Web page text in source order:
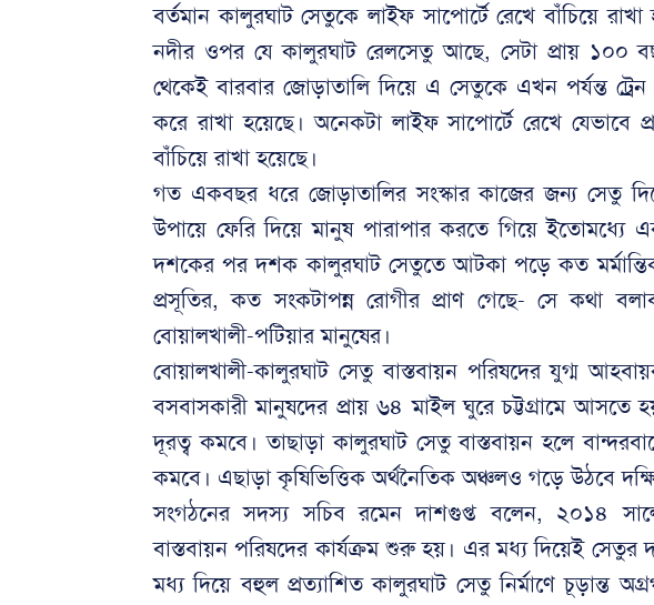
বর্তমান কালুরঘাট সেতুকে লাইফ সাপোর্টে রেখে বাঁচিয়ে
নদীর ওপর যে কালুরঘাট রেলসেতু আছে, সেটা প্রায় ১০০
থেকেই বারবার জোড়াতালি দিয়ে এ সেতুকে এখন পর্যন্ত
করে রাখা হয়েছে। অনেকটা লাইফ সাপোর্টে রেখে যেভাবে
বাঁচিয়ে রাখা হয়েছে।
গত একবছর ধরে জোড়াতালির সংস্কার কাজের জন্য সেতু
উপায়ে ফেরি দিয়ে মানুষ পারাপার করতে গিয়ে ইতোমধ্যে
দশকের পর দশক কালুরঘাট সেতুতে আটকা পড়ে কত
প্রসূতির, কত সংকটাপন্ন রোগীর প্রাণ গেছে- সে কথা
বোয়ালখালী-পটিয়ার মানুষের।
বোয়ালখালী-কালুরঘাট সেতু বাস্তবায়ন পরিষদের যুগ্ম
বসবাসকারী মানুষদের প্রায় ৬৪ মাইল ঘুরে চট্টগ্রামে
দূরত্ব কমবে। তাছাড়া কালুরঘাট সেতু বাস্তবায়ন হলে
কমবে। এছাড়া কৃষিভিত্তিক অর্থনৈতিক অঞ্চলও গড়ে উঠবে
সংগঠনের সদস্য সচিব রমেন দাশগুপ্ত বলেন, ২০১৪
বাস্তবায়ন পরিষদের কার্যক্রম শুরু হয়। এর মধ্য দিয়েই সেতুর
মধ্য দিয়ে বহুল প্রত্যাশিত কালুরঘাট সেতু নির্মাণে চূড়ান্ত